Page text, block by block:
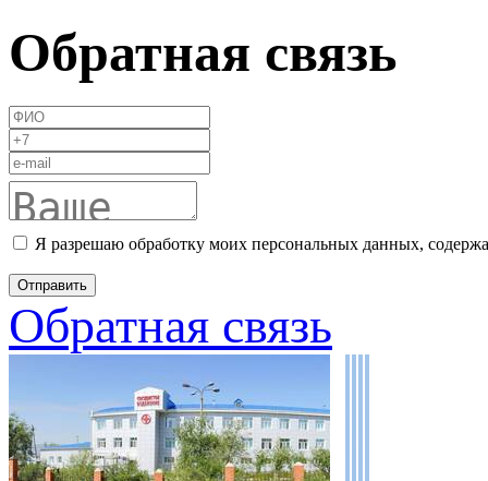
Обратная связь
Я разрешаю обработку моих персональных данных,
Обратная связь